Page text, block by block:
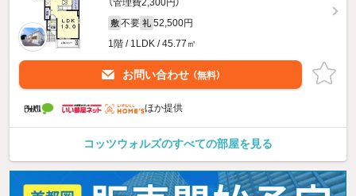
敷 不要 礼 52,500円
1階 / 1LDK / 45.77㎡
お問い合わせ （無料）
ほか提供
コッツウォルズのすべての部屋を見る